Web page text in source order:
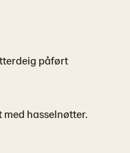
påført
hasselnøtter.